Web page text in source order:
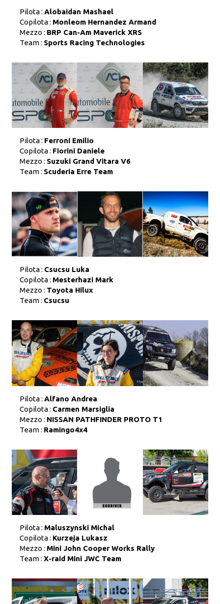
Pilota : Alobaidan Mashael
Copilota : Monleom Hernandez Armand
Mezzo : BRP Can-Am Maverick XRS
Team : Sports Racing Technologies
Pilota : Ferroni Emilio
Copilota : Fiorini Daniele
Mezzo : Suzuki Grand Vitara V6
Team : Scuderia Erre Team
Pilota : Csucsu Luka
Copilota : Mesterhazi Mark
Mezzo : Toyota Hilux
Team : Csucsu
Pilota : Alfano Andrea
Copilota : Carmen Marsiglia
Mezzo : NISSAN PATHFINDER PROTO T1
Team : Ramingo4x4
Pilota : Maluszynski Michal
Copilota : Kurzeja Lukasz
Mezzo : Mini John Cooper Works Rally
Team : X-raid Mini JWC Team